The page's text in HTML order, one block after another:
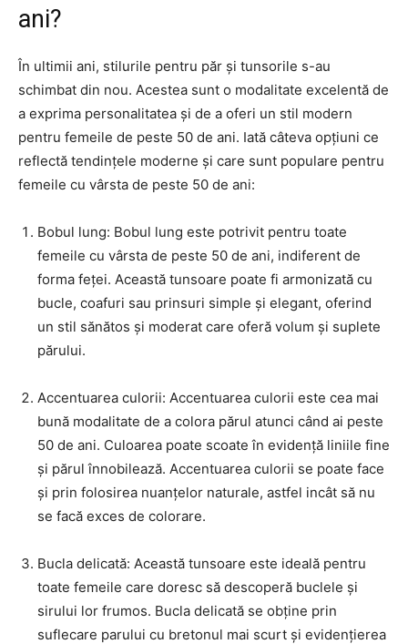
ani?
În ultimii ani, stilurile pentru păr și tunsorile s-au
schimbat din nou. Acestea sunt o modalitate excelentă de
a exprima personalitatea și de a oferi un stil modern
pentru femeile de peste 50 de ani. Iată câteva opțiuni ce
reflectă tendințele moderne și care sunt populare pentru
femeile cu vârsta de peste 50 de ani:
Bobul lung: Bobul lung este potrivit pentru toate
femeile cu vârsta de peste 50 de ani, indiferent de
forma feței. Această tunsoare poate fi armonizată cu
bucle, coafuri sau prinsuri simple și elegant, oferind
un stil sănătos și moderat care oferă volum și suplete
părului.
Accentuarea culorii: Accentuarea culorii este cea mai
bună modalitate de a colora părul atunci când ai peste
50 de ani. Culoarea poate scoate în evidență liniile fine
și părul înnobilează. Accentuarea culorii se poate face
și prin folosirea nuanțelor naturale, astfel incât să nu
se facă exces de colorare.
Bucla delicată: Această tunsoare este ideală pentru
toate femeile care doresc să descoperă buclele și
sirului lor frumos. Bucla delicată se obține prin
suflecare parului cu bretonul mai scurt și evidențierea